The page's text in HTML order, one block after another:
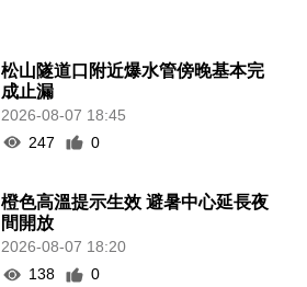
松山隧道口附近爆水管傍晚基本完
成止漏
2026-08-07 18:45
247
0
橙色高溫提示生效 避暑中心延長夜
間開放
2026-08-07 18:20
138
0